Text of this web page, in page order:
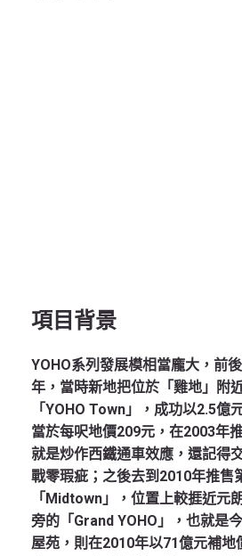
項目背景
YOHO系列發展模相當龐大，前
年，當時新地把位於「雞地」附
「YOHO Town」，成功以2.5億
當於每呎地價209元，在2003年
就是炒作西鐵通車效應，還記得
戰零瑕疵；之後去到2010年推售
「Midtown」，位置上較捱近元
旁的「Grand YOHO」，也就是
屋苑，則在2010年以71億元補地